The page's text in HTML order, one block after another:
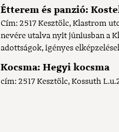
Étterem és panzió:
Cím: 2517 Kesztölc, Klastrom
nevére utalva nyit júniusban a
adottságok, igényes
Kocsma: Hegyi kocsma
cím: 2517 Kesztölc, Kossuth